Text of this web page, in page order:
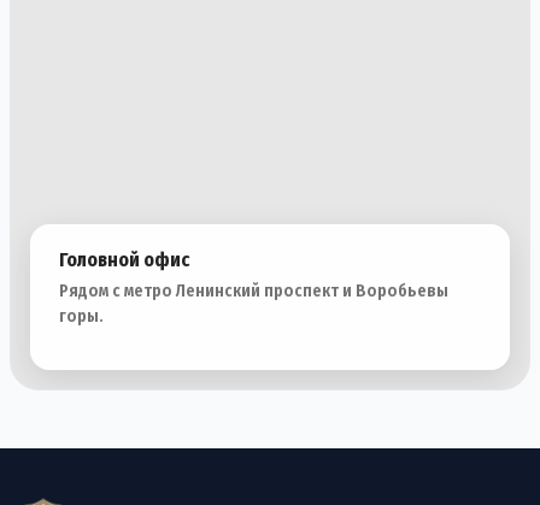
Головной офис
Рядом с метро Ленинский проспект и Воробьевы
горы.